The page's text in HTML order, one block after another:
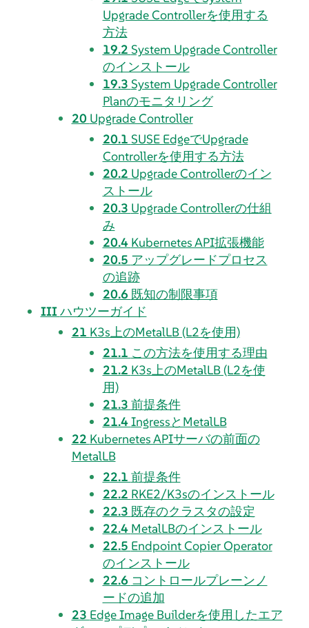
Upgrade Controllerを使用する
方法
19.2 System Upgrade Controller
のインストール
19.3 System Upgrade Controller
Planのモニタリング
20 Upgrade Controller
20.1 SUSE EdgeでUpgrade
Controllerを使用する方法
20.2 Upgrade Controllerのイン
ストール
20.3 Upgrade Controllerの仕組
み
20.4 Kubernetes API拡張機能
20.5 アップグレードプロセス
の追跡
20.6 既知の制限事項
IIIハウツーガイド
21 K3s上のMetalLB (L2を使用)
21.1 この方法を使用する理由
21.2 K3s上のMetalLB (L2を使
用)
21.3 前提条件
21.4IngressとMetalLB
22 Kubernetes APIサーバの前面の
MetalLB
22.1 前提条件
22.2 RKE2/K3sのインストール
22.3 既存のクラスタの設定
22.4 MetalLBのインストール
22.5 Endpoint Copier Operator
のインストール
22.6 コントロールプレーンノ
ードの追加
23 Edge Image Builderを使用したエア